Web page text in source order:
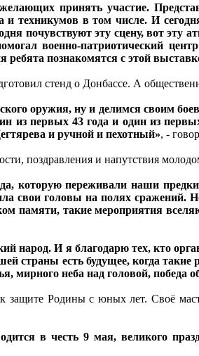
принять участие.
и техникумов в том числе. И
почувствуют эту сцену, вот эту
военно-патриотический
познакомятся с этой
стенд о Донбассе. А
оружия, ну и делимся своим
из первых 43 года и один из
и ручной и пехотный», -
поздравления и напутствия
которую переживали наши
свои головы на полях сражений.
памяти, такие мероприятия
народ. И я благодарю тех, кто
есть будущее, когда такие
неба над головой, победа
Родины с юных лет. Своё
в честь 9 мая, великого